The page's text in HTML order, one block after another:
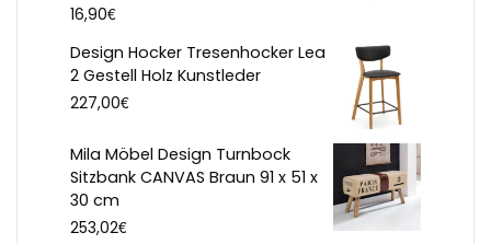
16,90€
Design Hocker Tresenhocker Lea
2 Gestell Holz Kunstleder
227,00€
Mila Möbel Design Turnbock
Sitzbank CANVAS Braun 91 x 51 x
30 cm
253,02€